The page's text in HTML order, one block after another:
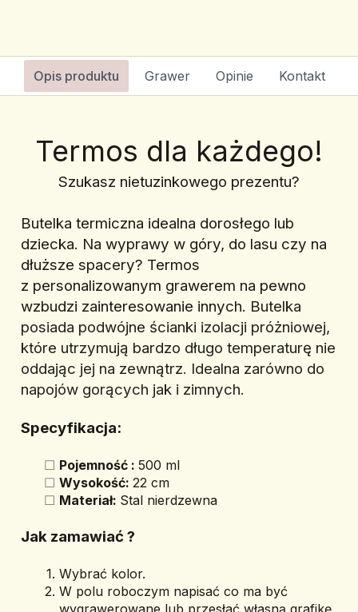
Opis produktu Grawer Opinie Kontakt
Termos dla każdego!
Szukasz nietuzinkowego prezentu?
Butelka termiczna idealna dorosłego lub
dziecka. Na wyprawy w góry, do lasu czy na
dłuższe spacery? Termos
z personalizowanym grawerem na pewno
wzbudzi zainteresowanie innych. Butelka
posiada podwójne ścianki izolacji próżniowej,
które utrzymują bardzo długo temperaturę nie
oddając jej na zewnątrz. Idealna zarówno do
napojów gorących jak i zimnych.
Specyfikacja:
Pojemność : 500 ml
Wysokość: 22 cm
Materiał: Stal nierdzewna
Jak zamawiać ?
Wybrać kolor.
W polu roboczym napisać co ma być
wygrawerowane lub przesłać własną grafikę